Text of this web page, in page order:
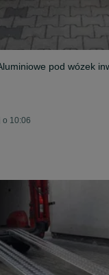
pod wózek
o 10:06